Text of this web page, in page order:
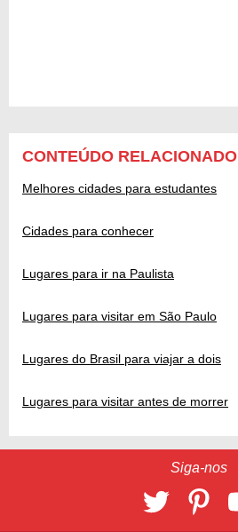
CONTEÚDO RELACIONADO
Melhores cidades para estudantes
Cidades para conhecer
Lugares para ir na Paulista
Lugares para visitar em São Paulo
Lugares do Brasil para viajar a dois
Lugares para visitar antes de morrer
Siga-nos